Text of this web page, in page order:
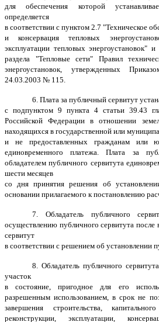
для обеспечения которой
определяется
в соответствии с пунктом 2.7 "Техническое
и консервация тепловых
эксплуатации тепловых энергоустановок"
раздела "Тепловые сети" Правил
энергоустановок, утвержденных
24.03.2003 № 115.
6. Плата за публичный сервитут
с подпунктом 9 пункта 4 статьи 39.43
Российской Федерации в отношении
находящихся в государственной или
и не предоставленных гражданам или
единовременного платежа. Плата за
обладателем публичного сервитута
шести месяцев
со дня принятия решения об
основании прилагаемого к постановлению
7. Обладатель публичного
осуществлению публичного сервитута
сервитут
в соответствии с решением об установлении
8. Обладатель публичного
участок
в состояние, пригодное для его
разрешенным использованием, в срок не
завершения строительства,
реконструкции, эксплуатации,